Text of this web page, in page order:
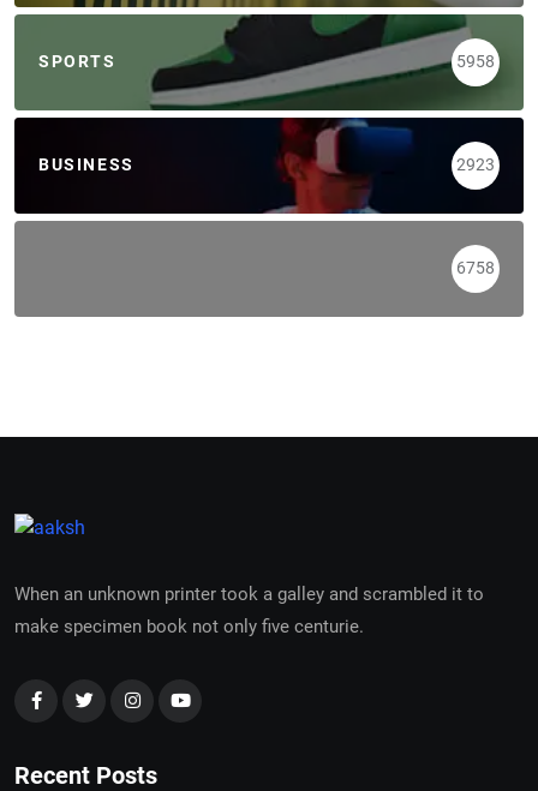
SPORTS 5958
BUSINESS 2923
6758
When an unknown printer took a galley and scrambled it to
make specimen book not only five centurie.
Recent Posts